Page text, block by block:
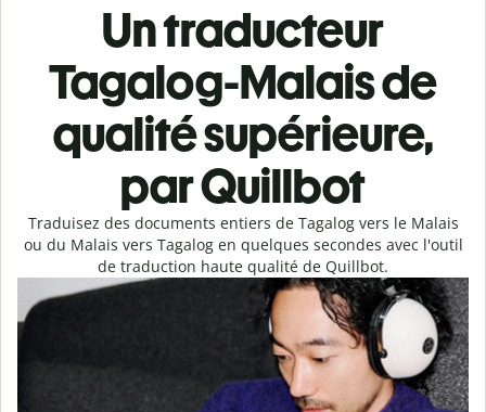
Un traducteur
Tagalog-Malais de
qualité supérieure,
par Quillbot
Traduisez des documents entiers de Tagalog vers le Malais
ou du Malais vers Tagalog en quelques secondes avec l'outil
de traduction haute qualité de Quillbot.